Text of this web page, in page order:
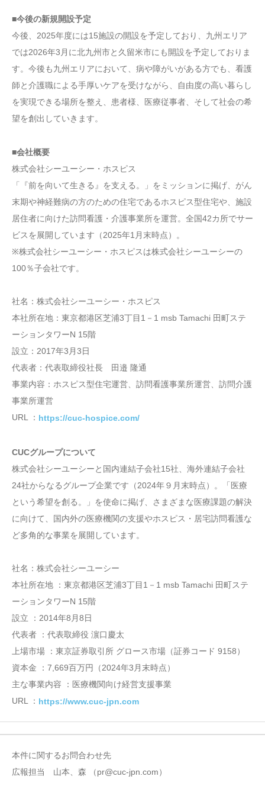
■今後の新規開設予定
今後、2025年度には15施設の開設を予定しており、九州エリア
では2026年3月に北九州市と久留米市にも開設を予定しておりま
す。今後も九州エリアにおいて、病や障がいがある方でも、看護
師と介護職による手厚いケアを受けながら、自由度の高い暮らし
を実現できる場所を整え、患者様、医療従事者、そして社会の希
望を創出していきます。
■会社概要
株式会社シーユーシー・ホスピス
「『前を向いて生きる』を支える。」をミッションに掲げ、がん
末期や神経難病の方のための住宅であるホスピス型住宅や、施設
居住者に向けた訪問看護・介護事業所を運営。全国42カ所でサー
ビスを展開しています（2025年1月末時点）。
※株式会社シーユーシー・ホスピスは株式会社シーユーシーの
100％子会社です。
社名：株式会社シーユーシー・ホスピス
本社所在地：東京都港区芝浦3丁目1－1 msb Tamachi 田町ステ
ーションタワーN 15階
設立：2017年3月3日
代表者：代表取締役社長 田邉 隆通
事業内容：ホスピス型住宅運営、訪問看護事業所運営、訪問介護
事業所運営
URL ： https://cuc-hospice.com/
CUCグループについて
株式会社シーユーシーと国内連結子会社15社、海外連結子会社
24社からなるグループ企業です（2024年９月末時点）。「医療
という希望を創る。」を使命に掲げ、さまざまな医療課題の解決
に向けて、国内外の医療機関の支援やホスピス・居宅訪問看護な
ど多角的な事業を展開しています。
社名：株式会社シーユーシー
本社所在地 ：東京都港区芝浦3丁目1－1 msb Tamachi 田町ステ
ーションタワーN 15階
設立 ：2014年8月8日
代表者 ：代表取締役 濵口慶太
上場市場 ：東京証券取引所 グロース市場（証券コード 9158）
資本金 ：7,669百万円（2024年3月末時点）
主な事業内容 ：医療機関向け経営支援事業
URL ： https://www.cuc-jpn.com
本件に関するお問合わせ先
広報担当 山本、森 （pr@cuc-jpn.com）